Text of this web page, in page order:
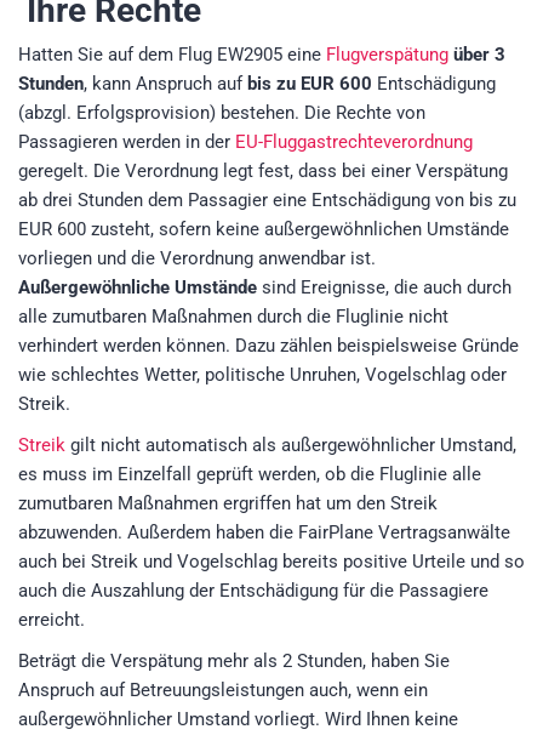
Ihre Rechte
Hatten Sie auf dem Flug EW2905 eine Flugverspätung über 3
Stunden, kann Anspruch auf bis zu EUR 600 Entschädigung
(abzgl. Erfolgsprovision) bestehen. Die Rechte von
Passagieren werden in der EU-Fluggastrechteverordnung
geregelt. Die Verordnung legt fest, dass bei einer Verspätung
ab drei Stunden dem Passagier eine Entschädigung von bis zu
EUR 600 zusteht, sofern keine außergewöhnlichen Umstände
vorliegen und die Verordnung anwendbar ist.
Außergewöhnliche Umstände sind Ereignisse, die auch durch
alle zumutbaren Maßnahmen durch die Fluglinie nicht
verhindert werden können. Dazu zählen beispielsweise Gründe
wie schlechtes Wetter, politische Unruhen, Vogelschlag oder
Streik.
Streik gilt nicht automatisch als außergewöhnlicher Umstand,
es muss im Einzelfall geprüft werden, ob die Fluglinie alle
zumutbaren Maßnahmen ergriffen hat um den Streik
abzuwenden. Außerdem haben die FairPlane Vertragsanwälte
auch bei Streik und Vogelschlag bereits positive Urteile und so
auch die Auszahlung der Entschädigung für die Passagiere
erreicht.
Beträgt die Verspätung mehr als 2 Stunden, haben Sie
Anspruch auf Betreuungsleistungen auch, wenn ein
außergewöhnlicher Umstand vorliegt. Wird Ihnen keine